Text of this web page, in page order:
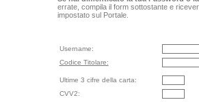
errate, compila il form sottostante e
impostato sul Portale.
Username:
Codice Titolare:
Ultime 3 cifre della carta:
CVV2: